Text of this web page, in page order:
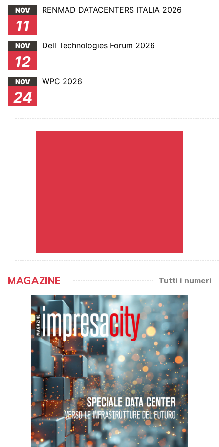
NOV
11
RENMAD DATACENTERS ITALIA 2026
NOV
12
Dell Technologies Forum 2026
NOV
24
WPC 2026
MAGAZINE Tutti i numeri